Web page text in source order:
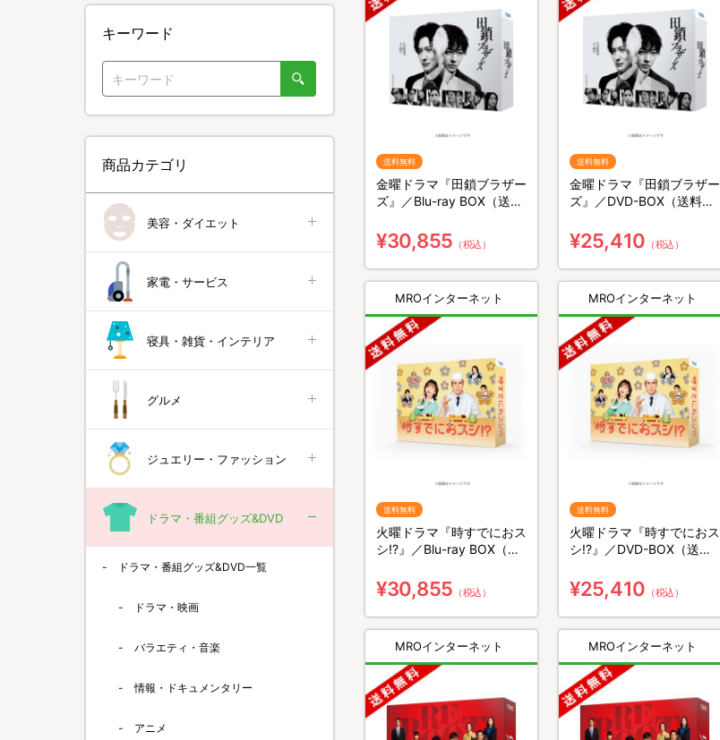
送料無料
金曜ドラマ『田鎖ブラザー
ズ』／Blu-ray BOX（送料
¥30,855 （税込）
送料無料
金曜ドラマ『田鎖ブラザー
ズ』／DVD-BOX（送料無
¥25,410 （税込）
MROインターネット
送料無料
火曜ドラマ『時すでにおス
シ!?』／Blu-ray BOX（送
¥30,855 （税込）
MROインターネット
送料無料
火曜ドラマ『時すでにおス
シ!?』／DVD-BOX（送料
¥25,410 （税込）
MROインターネット MROインターネット
キーワード
商品カテゴリ
美容・ダイエット
家電・サービス
寝具・雑貨・インテリア
グルメ
ジュエリー・ファッション
ドラマ・番組グッズ&DVD
ドラマ・番組グッズ&DVD一覧
ドラマ・映画
バラエティ・音楽
情報・ドキュメンタリー
アニメ